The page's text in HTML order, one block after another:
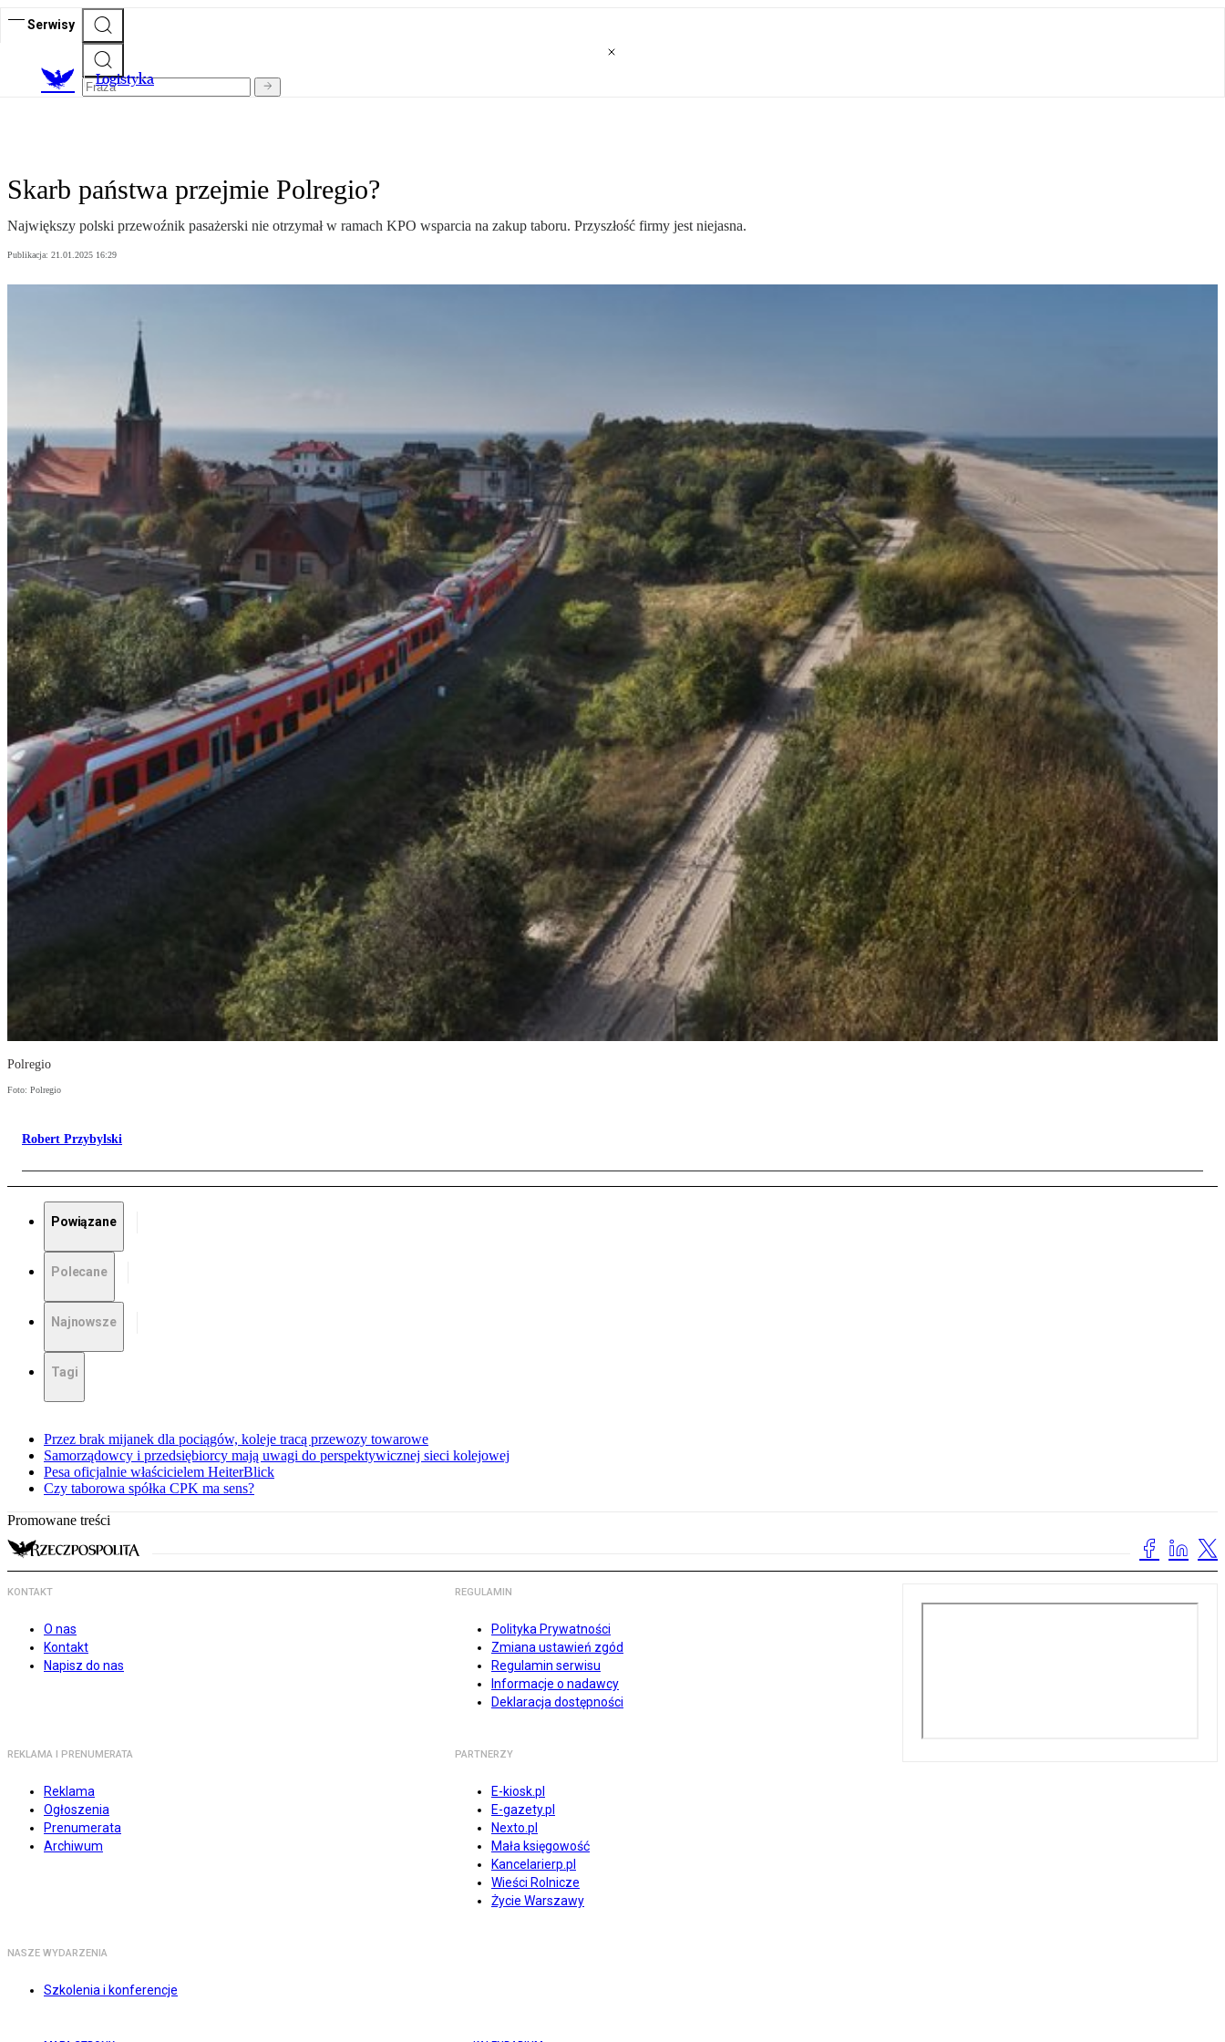
Serwisy
Logistyka
Skarb państwa przejmie Polregio?
Największy polski przewoźnik pasażerski nie otrzymał w ramach KPO wsparcia na zakup taboru. Przyszłość firmy jest niejasna.
Publikacja: 21.01.2025 16:29
Polregio
Foto: Polregio
Robert Przybylski
Powiązane
Polecane
Najnowsze
Tagi
Przez brak mijanek dla pociągów, koleje tracą przewozy towarowe
Samorządowcy i przedsiębiorcy mają uwagi do perspektywicznej sieci kolejowej
Pesa oficjalnie właścicielem HeiterBlick
Czy taborowa spółka CPK ma sens?
Promowane treści
KONTAKT
O nas
Kontakt
Napisz do nas
REGULAMIN
Polityka Prywatności
Zmiana ustawień zgód
Regulamin serwisu
Informacje o nadawcy
Deklaracja dostępności
REKLAMA I PRENUMERATA
Reklama
Ogłoszenia
Prenumerata
Archiwum
PARTNERZY
E-kiosk.pl
E-gazety.pl
Nexto.pl
Mała księgowość
Kancelarierp.pl
Wieści Rolnicze
Życie Warszawy
NASZE WYDARZENIA
Szkolenia i konferencje